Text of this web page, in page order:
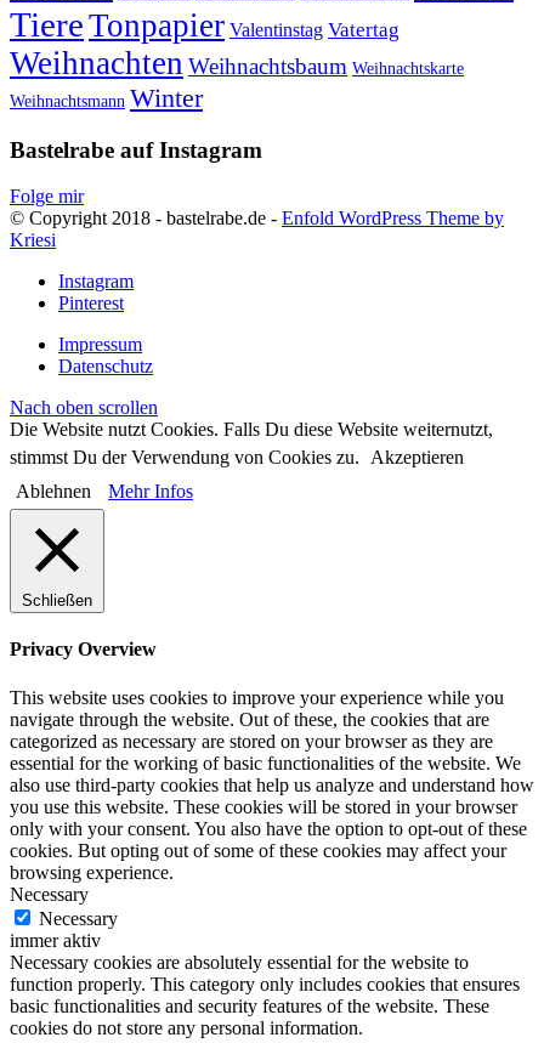
TiereTonpapier Valentinstag Vatertag
Weihnachten Weihnachtsbaum Weihnachtskarte
Weihnachtsmann Winter
Bastelrabe auf Instagram
Folge mir
© Copyright 2018 - bastelrabe.de - Enfold WordPress Theme by
Kriesi
Instagram
Pinterest
Impressum
Datenschutz
Nach oben scrollen
Die Website nutzt Cookies. Falls Du diese Website weiternutzt,
stimmst Du der Verwendung von Cookies zu.
Akzeptieren
Ablehnen
Mehr Infos
Schließen
Privacy Overview
This website uses cookies to improve your experience while you
navigate through the website. Out of these, the cookies that are
categorized as necessary are stored on your browser as they are
essential for the working of basic functionalities of the website. We
also use third-party cookies that help us analyze and understand how
you use this website. These cookies will be stored in your browser
only with your consent. You also have the option to opt-out of these
cookies. But opting out of some of these cookies may affect your
browsing experience.
Necessary
Necessary
immer aktiv
Necessary cookies are absolutely essential for the website to
function properly. This category only includes cookies that ensures
basic functionalities and security features of the website. These
cookies do not store any personal information.